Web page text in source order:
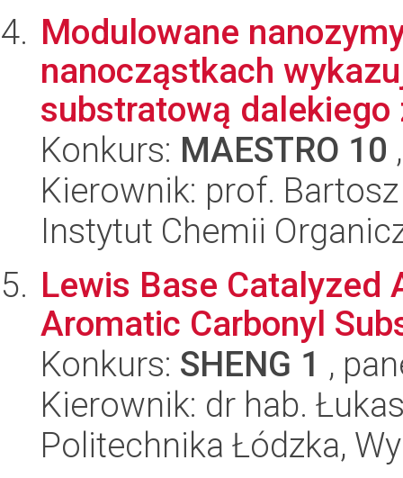
Modulowane
nanocząstkach
substratową dalekiego
Konkurs: MAESTRO 10
Kierownik: prof.
Instytut Chemii
Lewis Base Catalyzed
Aromatic Carbonyl
Konkurs: SHENG 1 ,
Kierownik: dr hab.
Politechnika Łódzka,